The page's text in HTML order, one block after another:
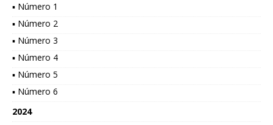
▪ Número 1
▪ Número 2
▪ Número 3
▪ Número 4
▪ Número 5
▪ Número 6
2024